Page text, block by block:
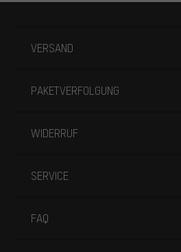
VERSAND
PAKETVERFOLGUNG
WIDERRUF
SERVICE
FAQ